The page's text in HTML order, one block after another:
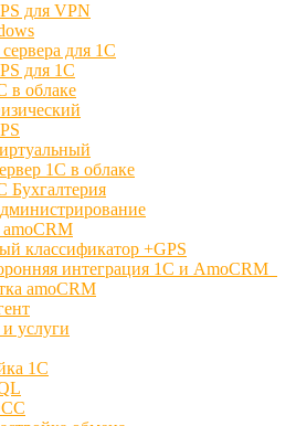
для VPN
для 1С
для 1С
в облаке
1С в облаке
Бухгалтерия
классификатор +GPS
интеграция 1С и AmoCRM
amoCRM
услуги
1С